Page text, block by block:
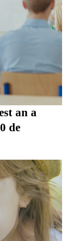
an a
de